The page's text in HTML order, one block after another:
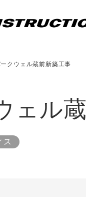
クウェル蔵前新築工事
ェル
ス